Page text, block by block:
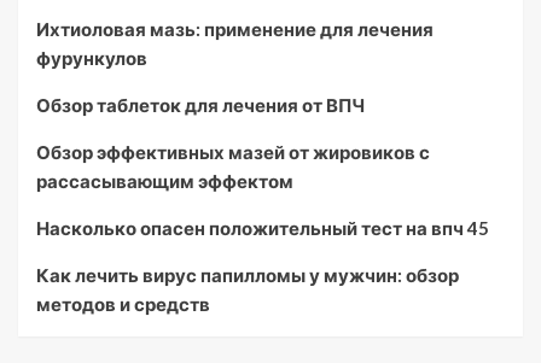
Ихтиоловая мазь: применение для лечения
фурункулов
Обзор таблеток для лечения от ВПЧ
Обзор эффективных мазей от жировиков с
рассасывающим эффектом
Насколько опасен положительный тест на впч 45
Как лечить вирус папилломы у мужчин: обзор
методов и средств